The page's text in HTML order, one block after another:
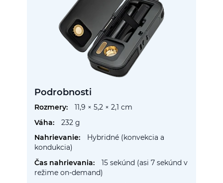
Podrobnosti
Viac
11,9 × 5,2 × 2,1 cm
232 g
Hybridné (konvekcia a
kondukcia)
15 sekúnd (asi 7 sekúnd v
režime on-demand)